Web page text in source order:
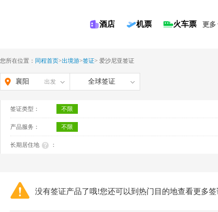
酒店 机票 火车票 更多
您所在位置： 同程首页>出境游>签证> 爱沙尼亚签证
襄阳 出发 全球签证
签证类型： 不限
产品服务： 不限
长期居住地 ：
没有签证产品了哦!您还可以到热门目的地查看更多